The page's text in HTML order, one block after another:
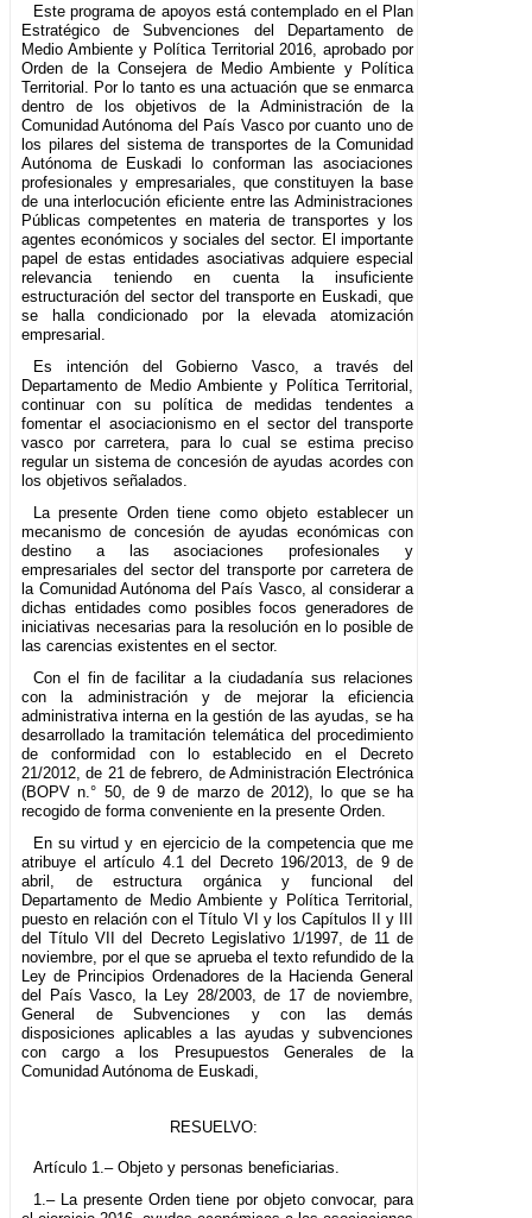
Este programa de apoyos está contemplado en el Plan
Estratégico de Subvenciones del Departamento de
Medio Ambiente y Política Territorial 2016, aprobado por
Orden de la Consejera de Medio Ambiente y Política
Territorial. Por lo tanto es una actuación que se enmarca
dentro de los objetivos de la Administración de la
Comunidad Autónoma del País Vasco por cuanto uno de
los pilares del sistema de transportes de la Comunidad
Autónoma de Euskadi lo conforman las asociaciones
profesionales y empresariales, que constituyen la base
de una interlocución eficiente entre las Administraciones
Públicas competentes en materia de transportes y los
agentes económicos y sociales del sector. El importante
papel de estas entidades asociativas adquiere especial
relevancia teniendo en cuenta la insuficiente
estructuración del sector del transporte en Euskadi, que
se halla condicionado por la elevada atomización
empresarial.
Es intención del Gobierno Vasco, a través del
Departamento de Medio Ambiente y Política Territorial,
continuar con su política de medidas tendentes a
fomentar el asociacionismo en el sector del transporte
vasco por carretera, para lo cual se estima preciso
regular un sistema de concesión de ayudas acordes con
los objetivos señalados.
La presente Orden tiene como objeto establecer un
mecanismo de concesión de ayudas económicas con
destino a las asociaciones profesionales y
empresariales del sector del transporte por carretera de
la Comunidad Autónoma del País Vasco, al considerar a
dichas entidades como posibles focos generadores de
iniciativas necesarias para la resolución en lo posible de
las carencias existentes en el sector.
Con el fin de facilitar a la ciudadanía sus relaciones
con la administración y de mejorar la eficiencia
administrativa interna en la gestión de las ayudas, se ha
desarrollado la tramitación telemática del procedimiento
de conformidad con lo establecido en el Decreto
21/2012, de 21 de febrero, de Administración Electrónica
(BOPV n.° 50, de 9 de marzo de 2012), lo que se ha
recogido de forma conveniente en la presente Orden.
En su virtud y en ejercicio de la competencia que me
atribuye el artículo 4.1 del Decreto 196/2013, de 9 de
abril, de estructura orgánica y funcional del
Departamento de Medio Ambiente y Política Territorial,
puesto en relación con el Título VI y los Capítulos II y III
del Título VII del Decreto Legislativo 1/1997, de 11 de
noviembre, por el que se aprueba el texto refundido de la
Ley de Principios Ordenadores de la Hacienda General
del País Vasco, la Ley 28/2003, de 17 de noviembre,
General de Subvenciones y con las demás
disposiciones aplicables a las ayudas y subvenciones
con cargo a los Presupuestos Generales de la
Comunidad Autónoma de Euskadi,
RESUELVO:
Artículo 1.– Objeto y personas beneficiarias.
1.– La presente Orden tiene por objeto convocar, para